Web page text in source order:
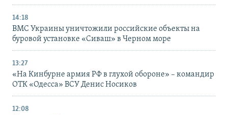
14:18
ВМС Украины уничтожили российские объекты на
буровой установке «Сиваш» в Черном море
13:27
«На Кинбурне армия РФ в глухой обороне» – командир
ОТК «Одесса» ВСУ Денис Носиков
12:08